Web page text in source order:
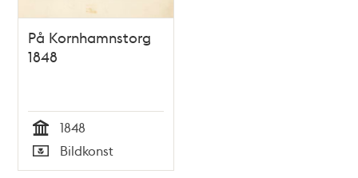
På Kornhamnstorg
1848
Tid
1848
Typ
Bildkonst